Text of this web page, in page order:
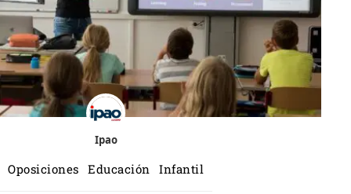
Ipao
Oposiciones Educación Infantil